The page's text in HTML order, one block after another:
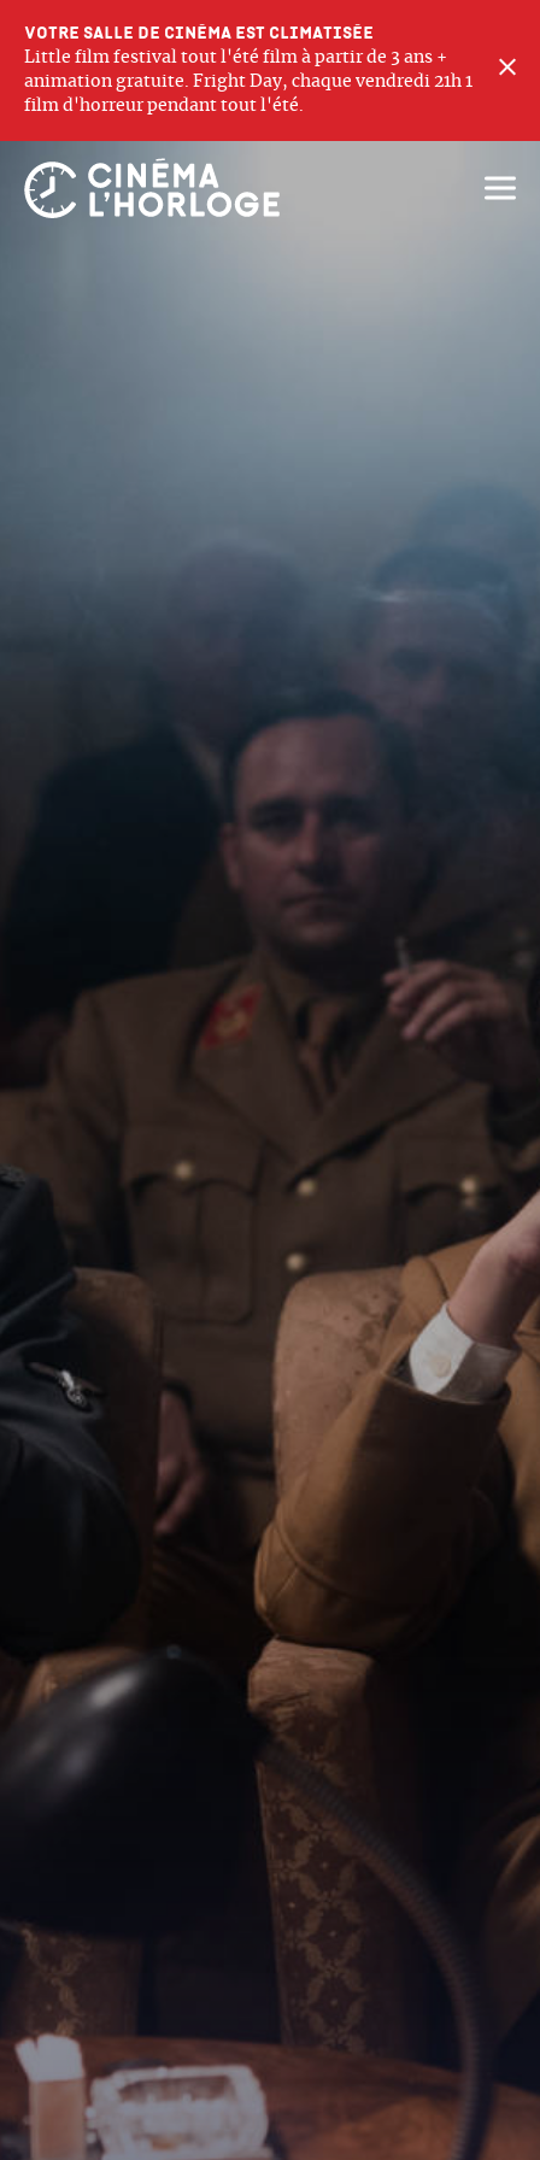
Votre salle de cinéma est climatisée
Little film festival tout l'été film à partir de 3 ans +
animation gratuite. Fright Day, chaque vendredi 21h 1
film d'horreur pendant tout l'été.